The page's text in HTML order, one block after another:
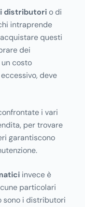
distributorio di
intraprende
questi
dei
costo
deve
i vari
per trovare
garantiscono
invece è
particolari
sono i distributori